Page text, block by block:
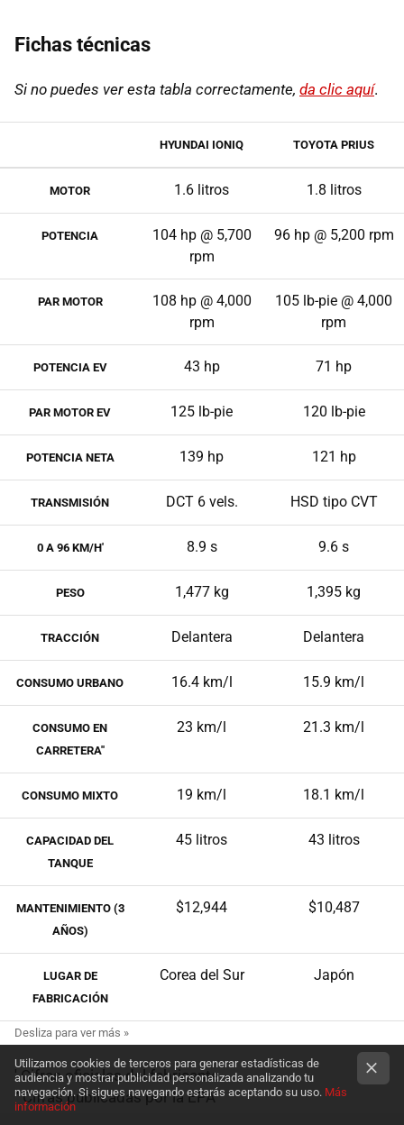
Fichas técnicas
Si no puedes ver esta tabla correctamente, da clic aquí.
HYUNDAI IONIQ TOYOTA PRIUS
MOTOR 1.6 litros 1.8 litros
POTENCIA
104 hp @ 5,700
rpm
96 hp @ 5,200 rpm
PAR MOTOR
108 hp @ 4,000
rpm
105 lb-pie @ 4,000
rpm
POTENCIA EV 43 hp 71 hp
PAR MOTOR EV 125 lb-pie 120 lb-pie
POTENCIA NETA 139 hp 121 hp
TRANSMISIÓN DCT 6 vels. HSD tipo CVT
0 A 96 KM/H' 8.9 s 9.6 s
PESO 1,477 kg 1,395 kg
TRACCIÓN Delantera Delantera
CONSUMO URBANO 16.4 km/l 15.9 km/l
CONSUMO EN
CARRETERA''
23 km/l 21.3 km/l
CONSUMO MIXTO 19 km/l 18.1 km/l
CAPACIDAD DEL
TANQUE
45 litros 43 litros
MANTENIMIENTO (3
AÑOS)
$12,944 $10,487
LUGAR DE
FABRICACIÓN
Corea del Sur Japón
' Cifras oficiales del fabricante
'' Cifras publicadas por la EPA
Utilizamos cookies de terceros para generar estadísticas de
audiencia y mostrar publicidad personalizada analizando tu
navegación. Si sigues navegando estarás aceptando su uso. Más
información